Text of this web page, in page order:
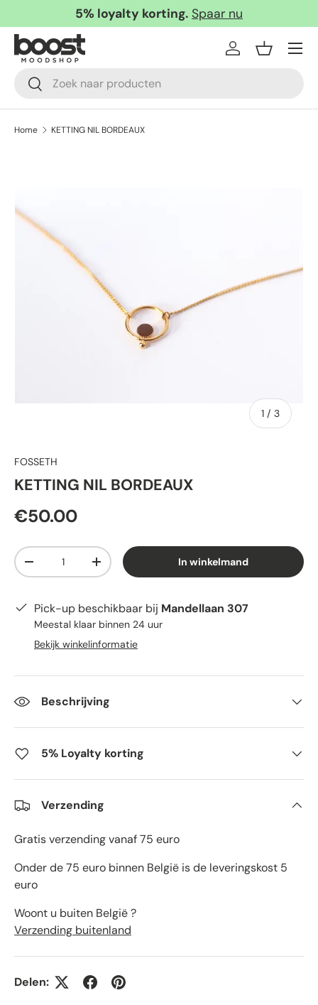
Ga naar inhoud
5% loyalty korting. Spaar nu
Zoeken
Zoeken
InloggenMandje
Menu
Home KETTING NIL BORDEAUX
1 / van
3
FOSSETH
KETTING NIL BORDEAUX
€50.00
Aantal
-
+ In winkelmand
Pick-up beschikbaar bij Mandellaan 307
Meestal klaar binnen 24 uur
Bekijk winkelinformatie
Beschrijving
5% Loyalty korting
Verzending
Gratis verzending vanaf 75 euro
Onder de 75 euro binnen België is de leveringskost 5
euro
Woont u buiten België ?
Verzending buitenland
Delen: